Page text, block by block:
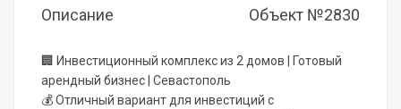
Описание Объект №2830
🏢 Инвестиционный комплекс из 2 домов | Готовый
арендный бизнес | Севастополь
💰 Отличный вариант для инвестиций с